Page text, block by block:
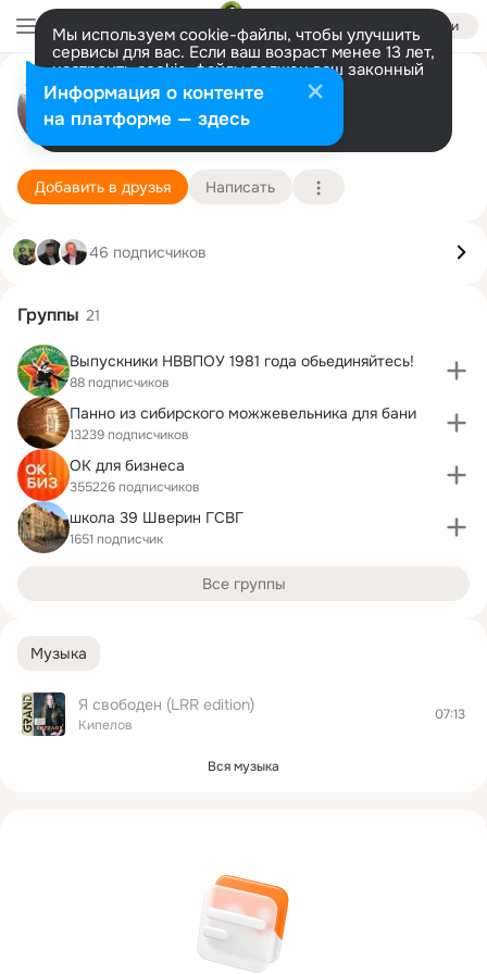
Войти
Мы используем cookie-файлы, чтобы улучшить
сервисы для вас. Если ваш возраст менее 13 лет,
настроить cookie-файлы должен ваш законный
представитель. Больше информации
Разрешить все Настроить
Сергей Червяков
Калининград
Военно-педагогический факультет
Подробнее
Добавить в друзья Написать
Музыка
Я свободен (LRR edition)
Кипелов
07:13
Вся музыка
46 подписчиков
Группы 21
Выпускники НВВПОУ 1981 года обьединяйтесь!
88 подписчиков
Панно из сибирского можжевельника для бани
13239 подписчиков
ОК для бизнеса
355226 подписчиков
школа 39 Шверин ГСВГ
1651 подписчик
Все группы
Информация о контенте
на платформе — здесь